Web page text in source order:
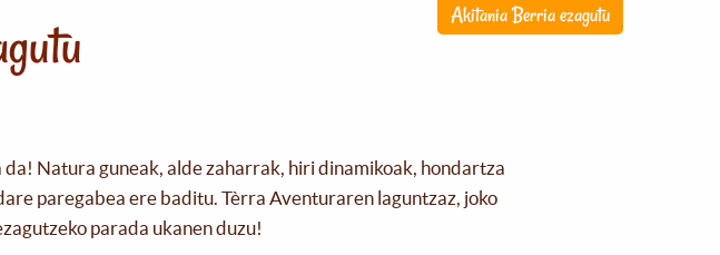
Akitania Berria ezagutu
Natura guneak, alde zaharrak, hiri dinamikoak, hondartza
paregabea ere baditu. Tèrra Aventuraren laguntzaz, joko
parada ukanen duzu!